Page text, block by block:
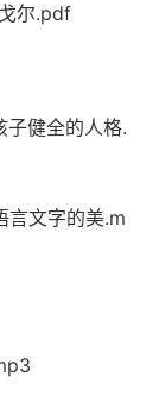
尔.pdf
子健全的人格.
言文字的美.m